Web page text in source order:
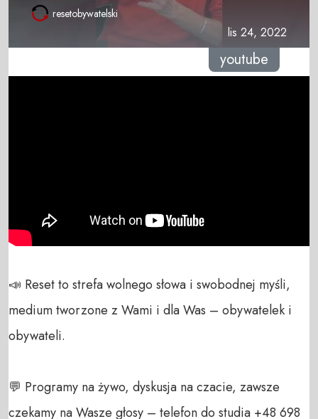
resetobywatelski
lis 24, 2022
youtube
📣 Reset to strefa wolnego słowa i swobodnej myśli,
medium tworzone z Wami i dla Was – obywatelek i
obywateli.
💬 Programy na żywo, dyskusja na czacie, zawsze
czekamy na Wasze głosy – telefon do studia +48 698